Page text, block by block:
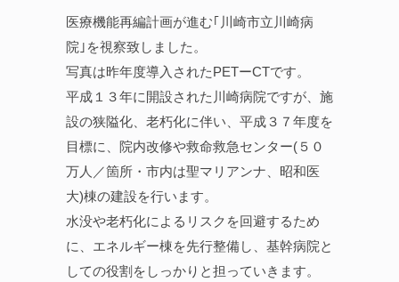
医療機能再編計画が進む｢川崎市立川崎病
院｣を視察致しました。
写真は昨年度導入されたPETーCTです。
平成１３年に開設された川崎病院ですが、施
設の狭隘化、老朽化に伴い、平成３７年度を
目標に、院内改修や救命救急センター(５０
万人／箇所・市内は聖マリアンナ、昭和医
大)棟の建設を行います。
水没や老朽化によるリスクを回避するため
に、エネルギー棟を先行整備し、基幹病院と
しての役割をしっかりと担っていきます。